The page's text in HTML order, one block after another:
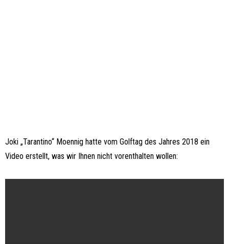
Joki „Tarantino“ Moennig hatte vom Golftag des Jahres 2018 ein
Video erstellt, was wir Ihnen nicht vorenthalten wollen: